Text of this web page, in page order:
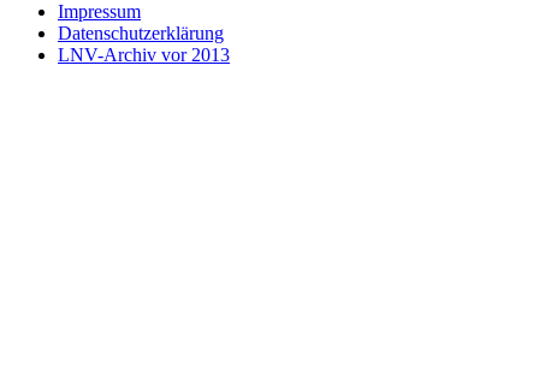
Impressum
Datenschutzerklärung
LNV-Archiv vor 2013